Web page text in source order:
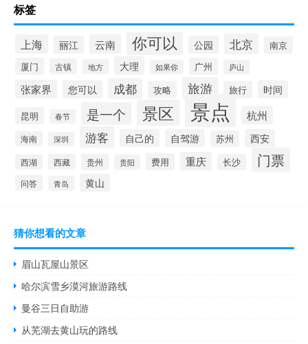
标签
上海 丽江 云南 你可以 公园 北京
南京
厦门
古镇 地方 大理 如果你 广州 庐山
张家界 您可以 成都 攻略 旅游 旅行 时间
昆明 春节 是一个 景区 景点 杭州
海南 深圳 游客 自己的 自驾游 苏州 西安
西湖 西藏 贵州 贵阳 费用 重庆 长沙 门票
问答 青岛 黄山
猜你想看的文章
眉山瓦屋山景区
哈尔滨雪乡漠河旅游路线
曼谷三日自助游
从芜湖去黄山玩的路线